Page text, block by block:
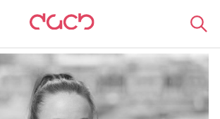
Notre Équipe